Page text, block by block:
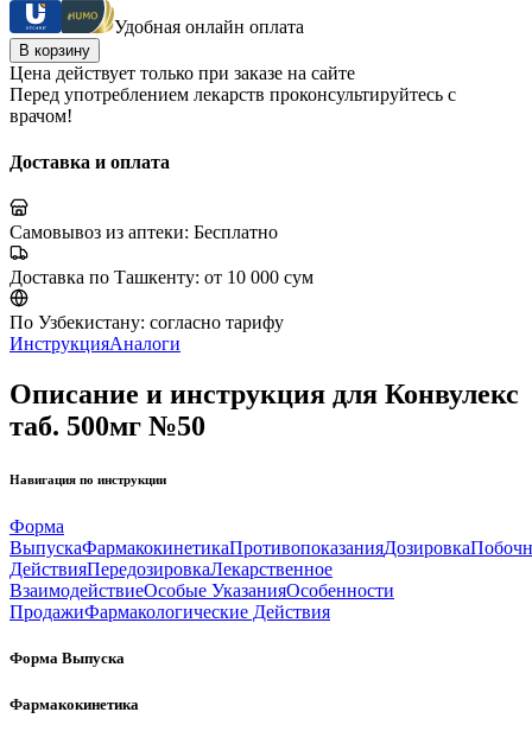
Удобная онлайн оплата
В корзину
Цена действует только при заказе на сайте
Перед употреблением лекарств проконсультируйтесь с
врачом!
Доставка и оплата
Самовывоз из аптеки: Бесплатно
Доставка по Ташкенту: от 10 000 сум
По Узбекистану: согласно тарифу
ИнструкцияАналоги
Описание и инструкция для Конвулекс
таб. 500мг №50
Навигация по инструкции
Форма
ВыпускаФармакокинетикаПротивопоказанияДозировка
ДействияПередозировкаЛекарственное
ВзаимодействиеОсобые УказанияОсобенности
ПродажиФармакологические Действия
Форма Выпуска
Фармакокинетика